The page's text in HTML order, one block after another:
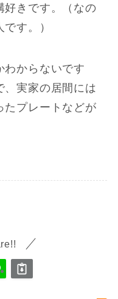
好きです。（なの
す。）
わからないです
、実家の居間には
たプレートなどが